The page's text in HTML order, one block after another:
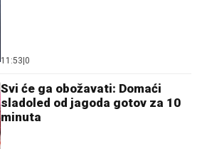
11:53|0
Svi će ga obožavati: Domaći
sladoled od jagoda gotov za 10
minuta